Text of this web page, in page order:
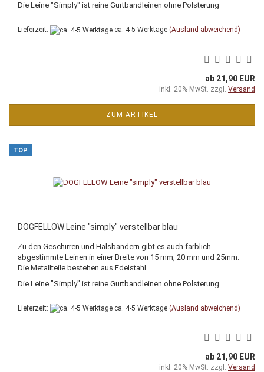
Die Leine "Simply" ist reine Gurtbandleinen ohne Polsterung
Lieferzeit: ca. 4-5 Werktage (Ausland abweichend)
ab 21,90 EUR
inkl. 20% MwSt. zzgl. Versand
ZUM ARTIKEL
TOP
DOGFELLOW Leine "simply" verstellbar blau
Zu den Geschirren und Halsbändern gibt es auch farblich
abgestimmte Leinen in einer Breite von 15 mm, 20 mm und 25mm.
Die Metallteile bestehen aus Edelstahl.
Die Leine "Simply" ist reine Gurtbandleinen ohne Polsterung
Lieferzeit: ca. 4-5 Werktage (Ausland abweichend)
ab 21,90 EUR
inkl. 20% MwSt. zzgl. Versand